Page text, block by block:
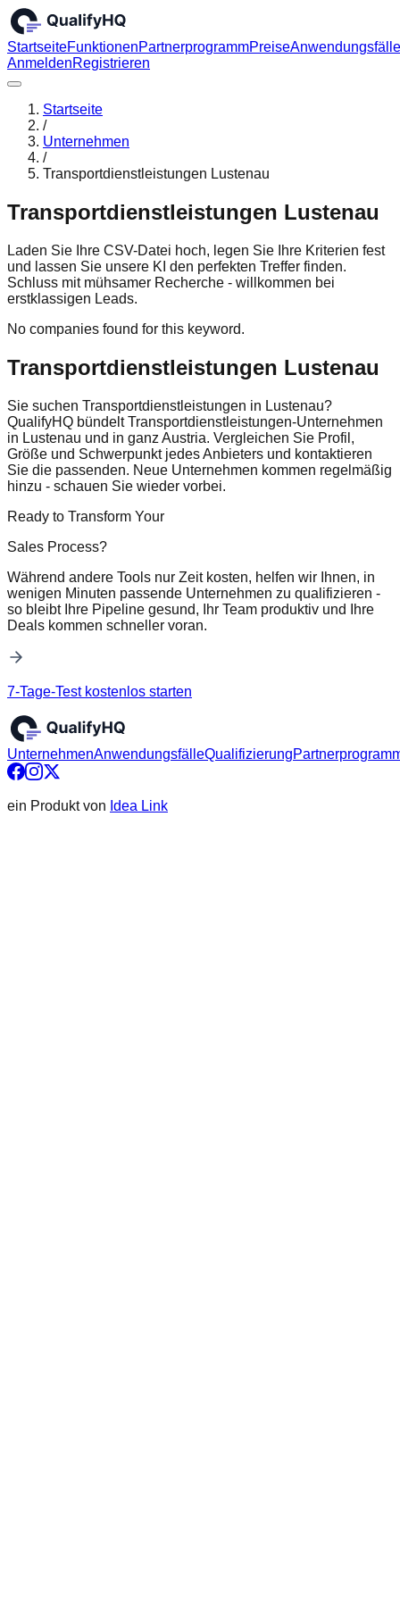
StartseiteFunktionenPartnerprogrammPreiseAnwendungsfälle
AnmeldenRegistrieren
Startseite
/
Unternehmen
/
Transportdienstleistungen Lustenau
Transportdienstleistungen Lustenau
Laden Sie Ihre CSV-Datei hoch, legen Sie Ihre Kriterien fest
und lassen Sie unsere KI den perfekten Treffer finden.
Schluss mit mühsamer Recherche - willkommen bei
erstklassigen Leads.
No companies found for this keyword.
Transportdienstleistungen Lustenau
Sie suchen Transportdienstleistungen in Lustenau?
QualifyHQ bündelt Transportdienstleistungen-Unternehmen
in Lustenau und in ganz Austria. Vergleichen Sie Profil,
Größe und Schwerpunkt jedes Anbieters und kontaktieren
Sie die passenden. Neue Unternehmen kommen regelmäßig
hinzu - schauen Sie wieder vorbei.
Ready to Transform Your
Sales Process?
Während andere Tools nur Zeit kosten, helfen wir Ihnen, in
wenigen Minuten passende Unternehmen zu qualifizieren -
so bleibt Ihre Pipeline gesund, Ihr Team produktiv und Ihre
Deals kommen schneller voran.
7-Tage-Test kostenlos starten
UnternehmenAnwendungsfälleQualifizierung
ein Produkt von Idea Link